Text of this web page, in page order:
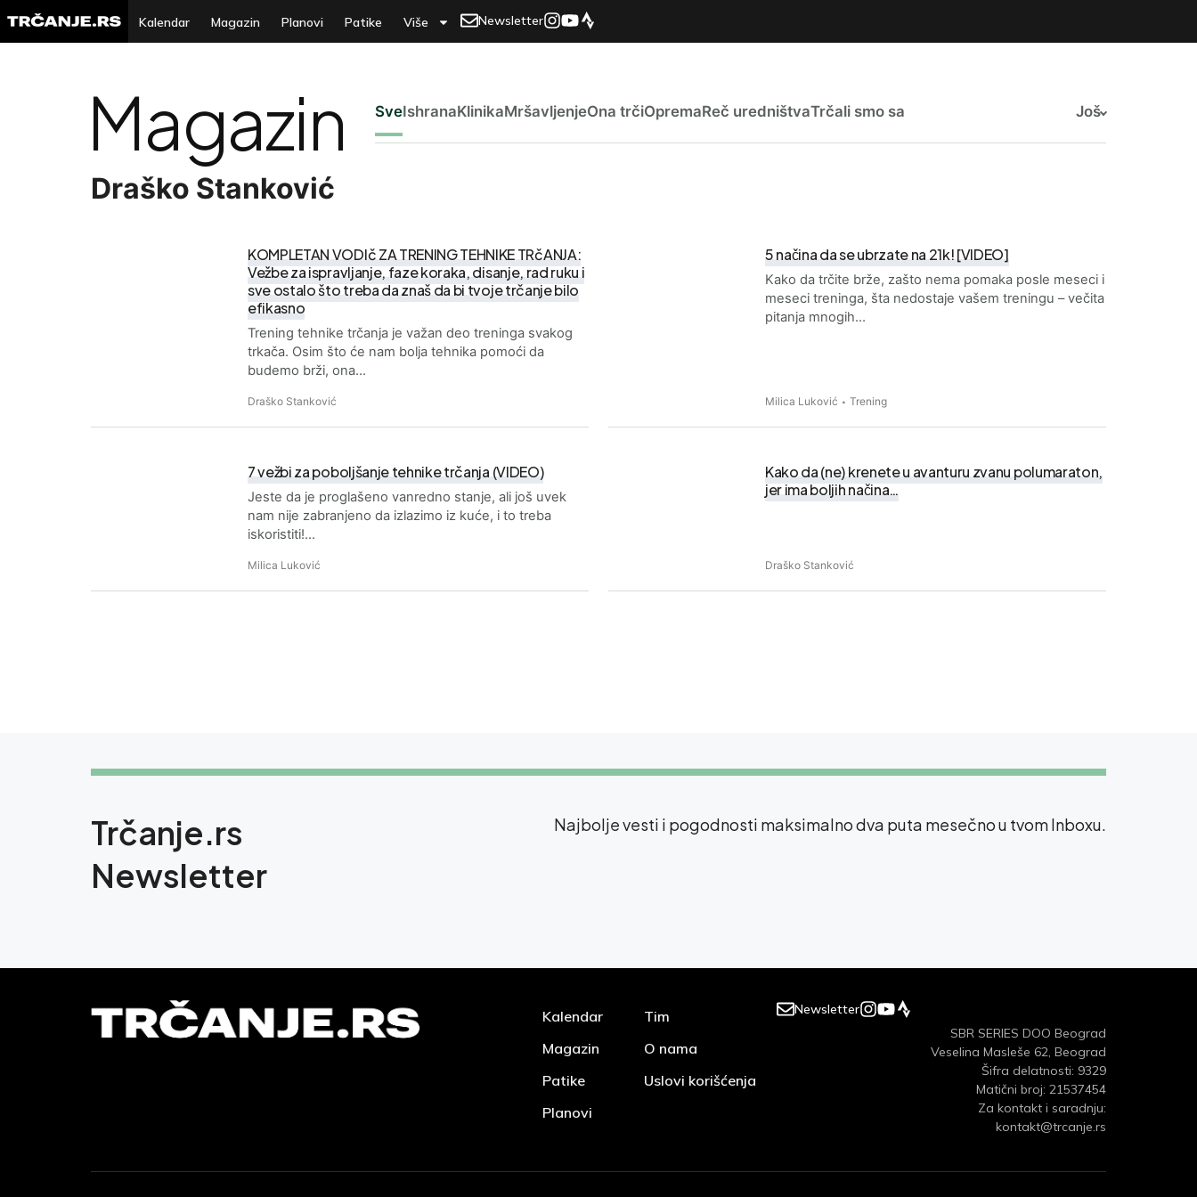
Kalendar Magazin Planovi Patike Više Newsletter
Magazin SveIshranaKlinikaMršavljenjeOna trčiOpremaReč uredništvaTrčali smo sa Još
Draško Stanković
KOMPLETAN VODIč ZA TRENING TEHNIKE TRčANJA:
Vežbe za ispravljanje, faze koraka, disanje, rad ruku i
sve ostalo što treba da znaš da bi tvoje trčanje bilo
efikasno
Trening tehnike trčanja je važan deo treninga svakog
trkača. Osim što će nam bolja tehnika pomoći da
budemo brži, ona…
Draško Stanković
5 načina da se ubrzate na 21k! [VIDEO]
Kako da trčite brže, zašto nema pomaka posle meseci i
meseci treninga, šta nedostaje vašem treningu – večita
pitanja mnogih…
Milica Luković Trening
7 vežbi za poboljšanje tehnike trčanja (VIDEO)
Jeste da je proglašeno vanredno stanje, ali još uvek
nam nije zabranjeno da izlazimo iz kuće, i to treba
iskoristiti!…
Milica Luković
Kako da (ne) krenete u avanturu zvanu polumaraton,
jer ima boljih načina…
Draško Stanković
Trčanje.rs
Newsletter
Najbolje vesti i pogodnosti maksimalno dva puta mesečno u tvom Inboxu.
Kalendar
Magazin
Patike
Planovi
Tim
O nama
Uslovi korišćenja
Newsletter
SBR SERIES DOO Beograd
Veselina Masleše 62, Beograd
Šifra delatnosti: 9329
Matični broj: 21537454
Za kontakt i saradnju:
kontakt@trcanje.rs